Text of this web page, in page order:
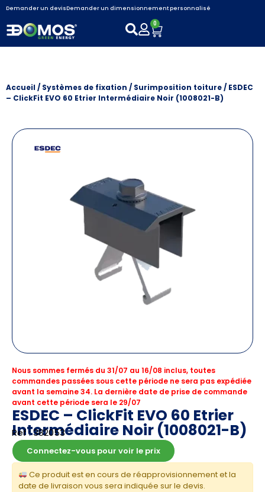
Demander un devisDemander un dimensionnement personnalisé
0
Accueil/ Systèmes de fixation / Surimposition toiture/ ESDEC
– ClickFit EVO 60 Etrier Intermédiaire Noir (1008021-B)
Nous sommes fermés du 31/07 au 16/08 inclus, toutes
commandes passées sous cette période ne sera pas expédiée
avant la semaine 34. La dernière date de prise de commande
avant cette période sera le 29/07
ESDEC – ClickFit EVO 60 Etrier
Intermédiaire Noir (1008021-B)
Ref : 382053
Connectez-vous pour voir le prix
Ce produit est en cours de réapprovisionnement et la
date de livraison vous sera indiquée sur le devis.